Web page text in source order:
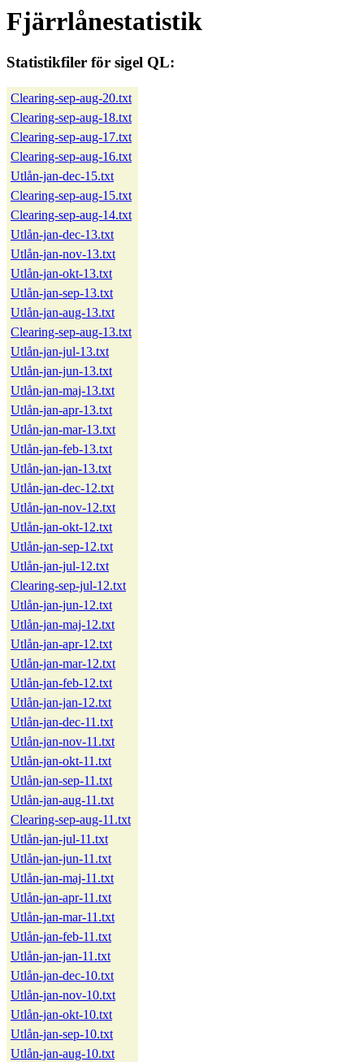
Fjärrlånestatistik
Statistikfiler för sigel QL:
Clearing-sep-aug-20.txt
Clearing-sep-aug-18.txt
Clearing-sep-aug-17.txt
Clearing-sep-aug-16.txt
Utlån-jan-dec-15.txt
Clearing-sep-aug-15.txt
Clearing-sep-aug-14.txt
Utlån-jan-dec-13.txt
Utlån-jan-nov-13.txt
Utlån-jan-okt-13.txt
Utlån-jan-sep-13.txt
Utlån-jan-aug-13.txt
Clearing-sep-aug-13.txt
Utlån-jan-jul-13.txt
Utlån-jan-jun-13.txt
Utlån-jan-maj-13.txt
Utlån-jan-apr-13.txt
Utlån-jan-mar-13.txt
Utlån-jan-feb-13.txt
Utlån-jan-jan-13.txt
Utlån-jan-dec-12.txt
Utlån-jan-nov-12.txt
Utlån-jan-okt-12.txt
Utlån-jan-sep-12.txt
Utlån-jan-jul-12.txt
Clearing-sep-jul-12.txt
Utlån-jan-jun-12.txt
Utlån-jan-maj-12.txt
Utlån-jan-apr-12.txt
Utlån-jan-mar-12.txt
Utlån-jan-feb-12.txt
Utlån-jan-jan-12.txt
Utlån-jan-dec-11.txt
Utlån-jan-nov-11.txt
Utlån-jan-okt-11.txt
Utlån-jan-sep-11.txt
Utlån-jan-aug-11.txt
Clearing-sep-aug-11.txt
Utlån-jan-jul-11.txt
Utlån-jan-jun-11.txt
Utlån-jan-maj-11.txt
Utlån-jan-apr-11.txt
Utlån-jan-mar-11.txt
Utlån-jan-feb-11.txt
Utlån-jan-jan-11.txt
Utlån-jan-dec-10.txt
Utlån-jan-nov-10.txt
Utlån-jan-okt-10.txt
Utlån-jan-sep-10.txt
Utlån-jan-aug-10.txt